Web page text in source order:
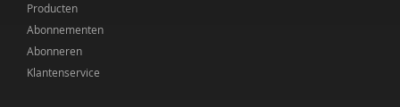
Producten
Abonnementen
Abonneren
Klantenservice